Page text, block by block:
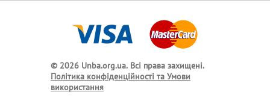
© 2026 Unba.org.ua. Всі права захищені.
Політика конфіденційності та Умови
використання